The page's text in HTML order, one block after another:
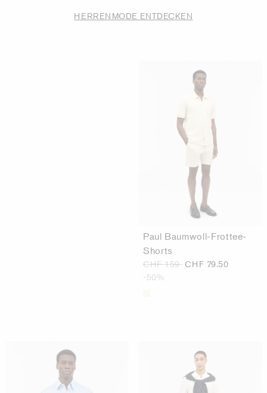
HERRENMODE ENTDECKEN
Paul Baumwoll-Frottee-
Shorts
CHF 159 CHF 79.50
-50%